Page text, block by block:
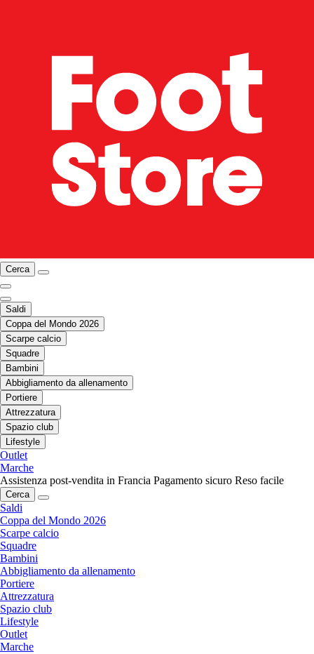
Cerca
Saldi
Coppa del Mondo 2026
Scarpe calcio
Squadre
Bambini
Abbigliamento da allenamento
Portiere
Attrezzatura
Spazio club
Lifestyle
Outlet
Marche
Assistenza post-vendita in Francia Pagamento sicuro Reso facile
Cerca
Saldi
Coppa del Mondo 2026
Scarpe calcio
Squadre
Bambini
Abbigliamento da allenamento
Portiere
Attrezzatura
Spazio club
Lifestyle
Outlet
Marche